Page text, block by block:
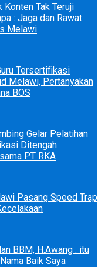
Tak Teruji
: Jaga dan Rawat
Melawi
Tersertifikasi
Melawi, Pertanyakan
BOS
Gelar Pelatihan
Ditengah
PT RKA
Pasang Speed Trap
BBM, H.Awang : itu
Baik Saya